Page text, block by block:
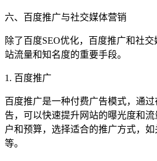
六、百度推广与社交媒体营销
除了百度SEO优化，百度推广和社
站流量和知名度的重要手段。
1. 百度推广
百度推广是一种付费广告模式，通
告，可以快速提升网站的曝光度和
户和预算，选择适合的推广方式，
等。